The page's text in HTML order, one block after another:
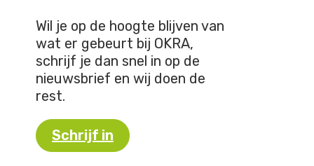
Wil je op de hoogte blijven van
wat er gebeurt bij OKRA,
schrijf je dan snel in op de
nieuwsbrief en wij doen de
rest.
Schrijf in